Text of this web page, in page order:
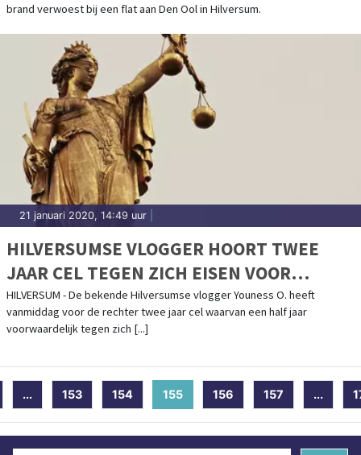
brand verwoest bij een flat aan Den Ool in Hilversum.
21 januari 2020, 14:49 uur
HILVERSUMSE VLOGGER HOORT TWEE
JAAR CEL TEGEN ZICH EISEN VOOR
ONTUCHT MET MINDERJARIGE
HILVERSUM - De bekende Hilversumse vlogger Youness O. heeft
vanmiddag voor de rechter twee jaar cel waarvan een half jaar
voorwaardelijk tegen zich [...]
... 153 154 155 (current)
156 157 ...